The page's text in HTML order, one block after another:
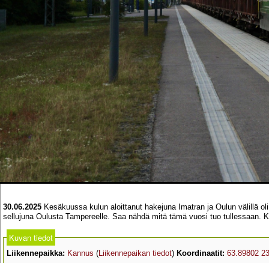
30.06.2025 Kesäkuussa kulun aloittanut hakejuna Imatran ja Oulun välillä
sellujuna Oulusta Tampereelle. Saa nähdä mitä tämä vuosi tuo
Kuvan tiedot
Liikennepaikka: Kannus (Liikennepaikan tiedot) Koordinaatit: 63.89802